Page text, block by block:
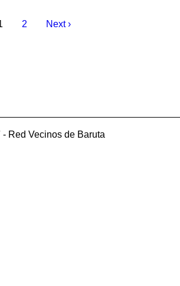
2 Next ›
Red Vecinos de Baruta